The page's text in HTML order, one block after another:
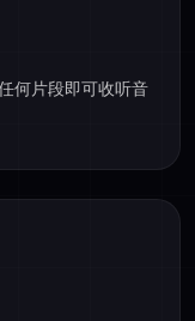
何片段即可收听音